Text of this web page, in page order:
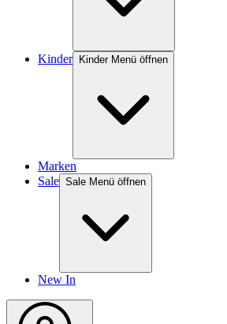
Kinder Kinder Menü öffnen
Marken
Sale Sale Menü öffnen
New In